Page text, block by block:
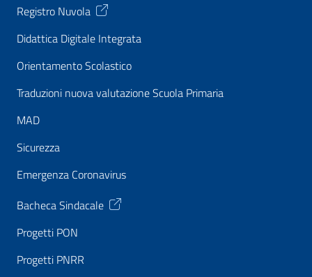
Registro Nuvola
Didattica Digitale Integrata
Orientamento Scolastico
Traduzioni nuova valutazione Scuola Primaria
MAD
Sicurezza
Emergenza Coronavirus
Bacheca Sindacale
Progetti PON
Progetti PNRR